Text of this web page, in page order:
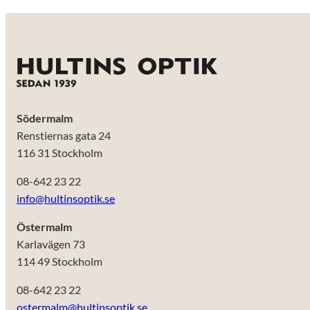
Södermalm
Renstiernas gata 24
116 31 Stockholm
08-642 23 22
info@hultinsoptik.se
Östermalm
Karlavägen 73
114 49 Stockholm
08-642 23 22
ostermalm@hultinsoptik.se
Nödvändiga
Dessa kakor
går inte att